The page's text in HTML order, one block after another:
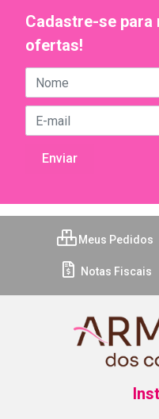
Cadastre-se para
ofertas!
Meus Pedidos
Notas Fiscais